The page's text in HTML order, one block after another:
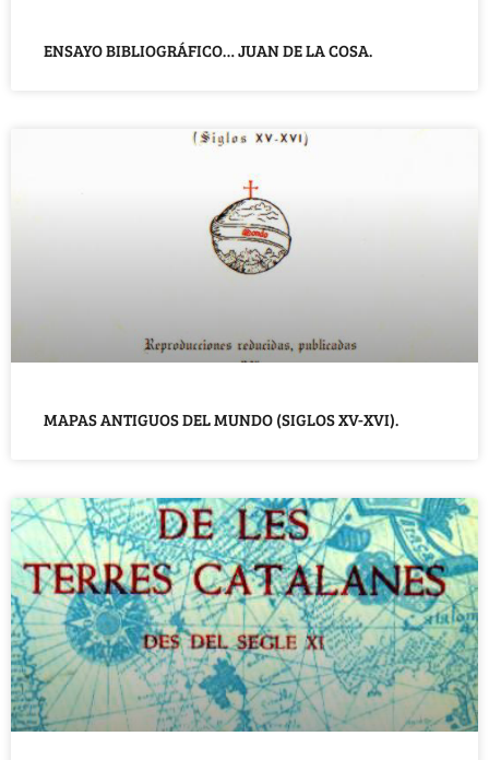
ENSAYO BIBLIOGRÁFICO… JUAN DE LA COSA.
MAPAS ANTIGUOS DEL MUNDO (SIGLOS XV-XVI).